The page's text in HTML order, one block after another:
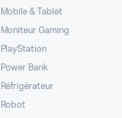
Mobile & Tablet
Moniteur Gaming
PlayStation
Power Bank
Réfrigérateur
Robot